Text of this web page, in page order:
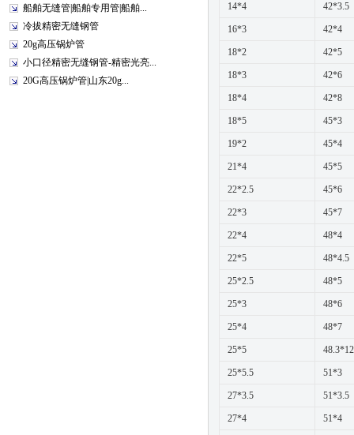
船舶无缝管|船舶专用管|船舶...
冷拔精密无缝钢管
20g高压锅炉管
小口径精密无缝钢管-精密光亮...
20G高压锅炉管|山东20g...
14*4 42*3.5
16*3 42*4
18*2 42*5
18*3 42*6
18*4 42*8
18*5 45*3
19*2 45*4
21*4 45*5
22*2.5 45*6
22*3 45*7
22*4 48*4
22*5 48*4.5
25*2.5 48*5
25*3 48*6
25*4 48*7
25*5
25*5.5 51*3
27*3.5 51*3.5
27*4 51*4